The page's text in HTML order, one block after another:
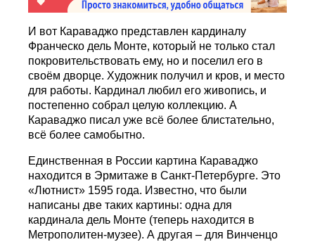
И вот Караваджо представлен кардиналу
Франческо дель Монте, который не только стал
покровительствовать ему, но и поселил его в
своём дворце. Художник получил и кров, и место
для работы. Кардинал любил его живопись, и
постепенно собрал целую коллекцию. А
Караваджо писал уже всё более блистательно,
всё более самобытно.
Единственная в России картина Караваджо
находится в Эрмитаже в Санкт-Петербурге. Это
«Лютнист» 1595 года. Известно, что были
написаны две таких картины: одна для
кардинала дель Монте (теперь находится в
Метрополитен-музее). А другая – для Винченцо